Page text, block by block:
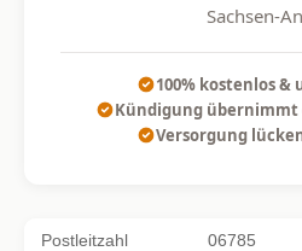
Sachsen-
100% kostenlos
Kündigung
Versorgung